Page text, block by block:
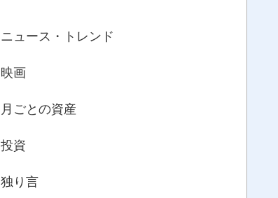
ニュース・トレンド
映画
月ごとの資産
投資
独り言